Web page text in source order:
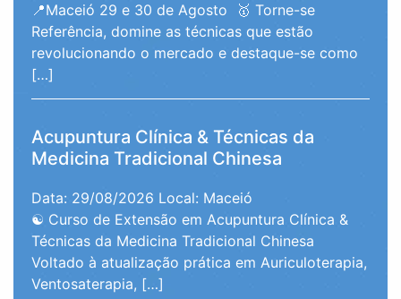
📍Maceió 29 e 30 de Agosto 🥇 Torne-se
Referência, domine as técnicas que estão
revolucionando o mercado e destaque-se como
[…]
Acupuntura Clínica & Técnicas da
Medicina Tradicional Chinesa
Data: 29/08/2026 Local: Maceió
☯️ Curso de Extensão em Acupuntura Clínica &
Técnicas da Medicina Tradicional Chinesa
Voltado à atualização prática em Auriculoterapia,
Ventosaterapia, […]